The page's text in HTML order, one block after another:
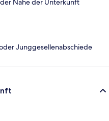
Nähe der Unterkunft
Junggesellenabschiede